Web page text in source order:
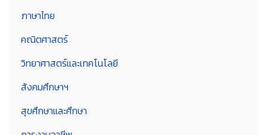
ภาษาไทย
คณิตศาสตร์
วิทยาศาสตร์และเทคโนโลยี
สังคมศึกษาฯ
สุขศึกษาและศึกษา